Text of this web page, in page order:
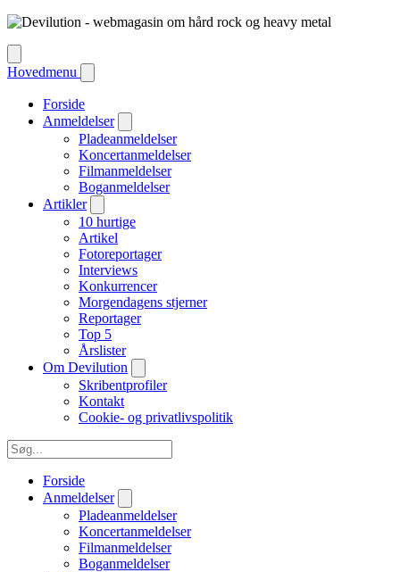
Hovedmenu
Forside
Anmeldelser
Pladeanmeldelser
Koncertanmeldelser
Filmanmeldelser
Boganmeldelser
Artikler
10 hurtige
Artikel
Fotoreportager
Interviews
Konkurrencer
Morgendagens stjerner
Reportager
Top 5
Årslister
Om Devilution
Skribentprofiler
Kontakt
Cookie- og privatlivspolitik
Forside
Anmeldelser
Pladeanmeldelser
Koncertanmeldelser
Filmanmeldelser
Boganmeldelser